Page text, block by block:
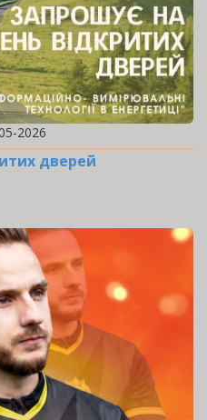
2026
дверей